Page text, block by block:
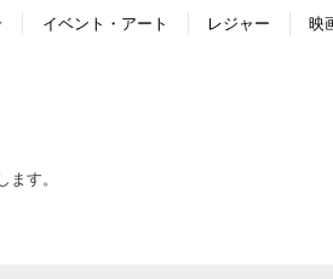
イベント・アート レジャー 映
す。